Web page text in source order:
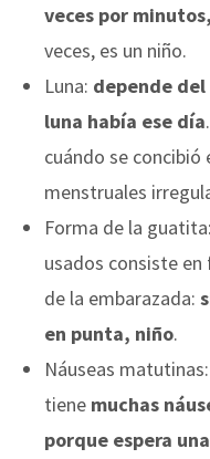
veces por
veces, es un niño.
Luna: depende del
luna había ese día
cuándo se concibió
menstruales
Forma de la
usados consiste
de la embarazada:
en punta, niño.
Náuseas
tiene muchas
porque espera